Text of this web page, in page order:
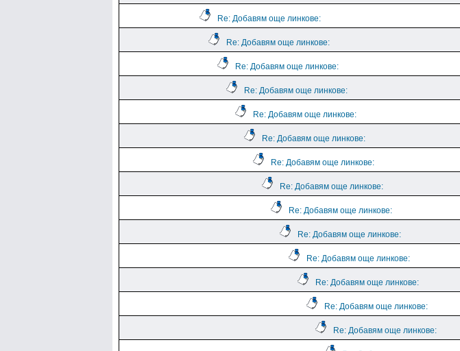
Re: Добавям още линкове:
Re: Добавям още линкове:
Re: Добавям още линкове:
Re: Добавям още линкове:
Re: Добавям още линкове:
Re: Добавям още линкове:
Re: Добавям още линкове:
Re: Добавям още линкове:
Re: Добавям още линкове:
Re: Добавям още линкове:
Re: Добавям още линкове:
Re: Добавям още линкове:
Re: Добавям още линкове:
Re: Добавям още линкове: